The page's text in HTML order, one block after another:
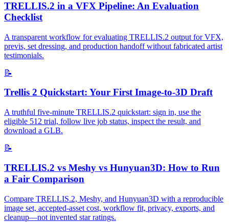
TRELLIS.2 in a VFX Pipeline: An Evaluation
Checklist
A transparent workflow for evaluating TRELLIS.2 output for VFX,
previs, set dressing, and production handoff without fabricated artist
testimonials.
📝
Trellis 2 Quickstart: Your First Image-to-3D Draft
A truthful five-minute TRELLIS.2 quickstart: sign in, use the
eligible 512 trial, follow live job status, inspect the result, and
download a GLB.
📝
TRELLIS.2 vs Meshy vs Hunyuan3D: How to Run
a Fair Comparison
Compare TRELLIS.2, Meshy, and Hunyuan3D with a reproducible
image set, accepted-asset cost, workflow fit, privacy, exports, and
cleanup—not invented star ratings.